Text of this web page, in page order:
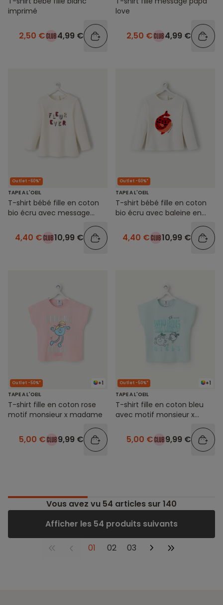
imprimé
2,50 € 4,99 €
love
2,50 € 4,99 €
Outlet -60%*
TAPE A L'OEIL
T-shirt bébé fille en coton
bio écru avec message
4,40 € 10,99 €
Outlet -60%*
TAPE A L'OEIL
T-shirt bébé fille en coton
bio écru avec baleine en
4,40 € 10,99 €
+1
Outlet -50%*
TAPE A L'OEIL
T-shirt fille en coton rose
motif monsieur x madame
5,00 € 9,99 €
+1
Outlet -50%*
TAPE A L'OEIL
T-shirt fille en coton bleu
avec motif monsieur x
5,00 € 9,99 €
Vous avez vu 54 articles sur 140
Afficher les 54 produits suivants
01 02 03